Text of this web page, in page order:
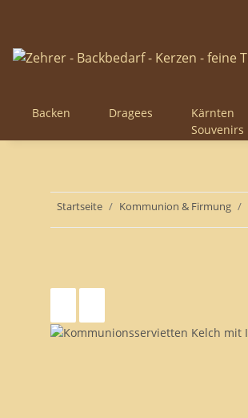
Backen Dragees
Kärnten
Souvenirs
Startseite Kommunion & Firmung